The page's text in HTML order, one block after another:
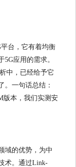
台，它有着均衡
应用的需求。
中，已经给予它
。一句话总结：
版本，我们实测安
域的优势，为中
术。通过Link-